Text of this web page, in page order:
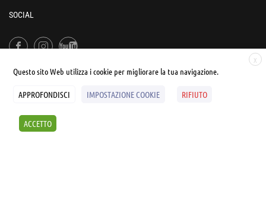
SOCIAL
Sintesi e liberatorie
X
Questo sito Web utilizza i cookie per migliorare la tua navigazione.
APPROFONDISCI IMPOSTAZIONE COOKIE RIFIUTO
ACCETTO